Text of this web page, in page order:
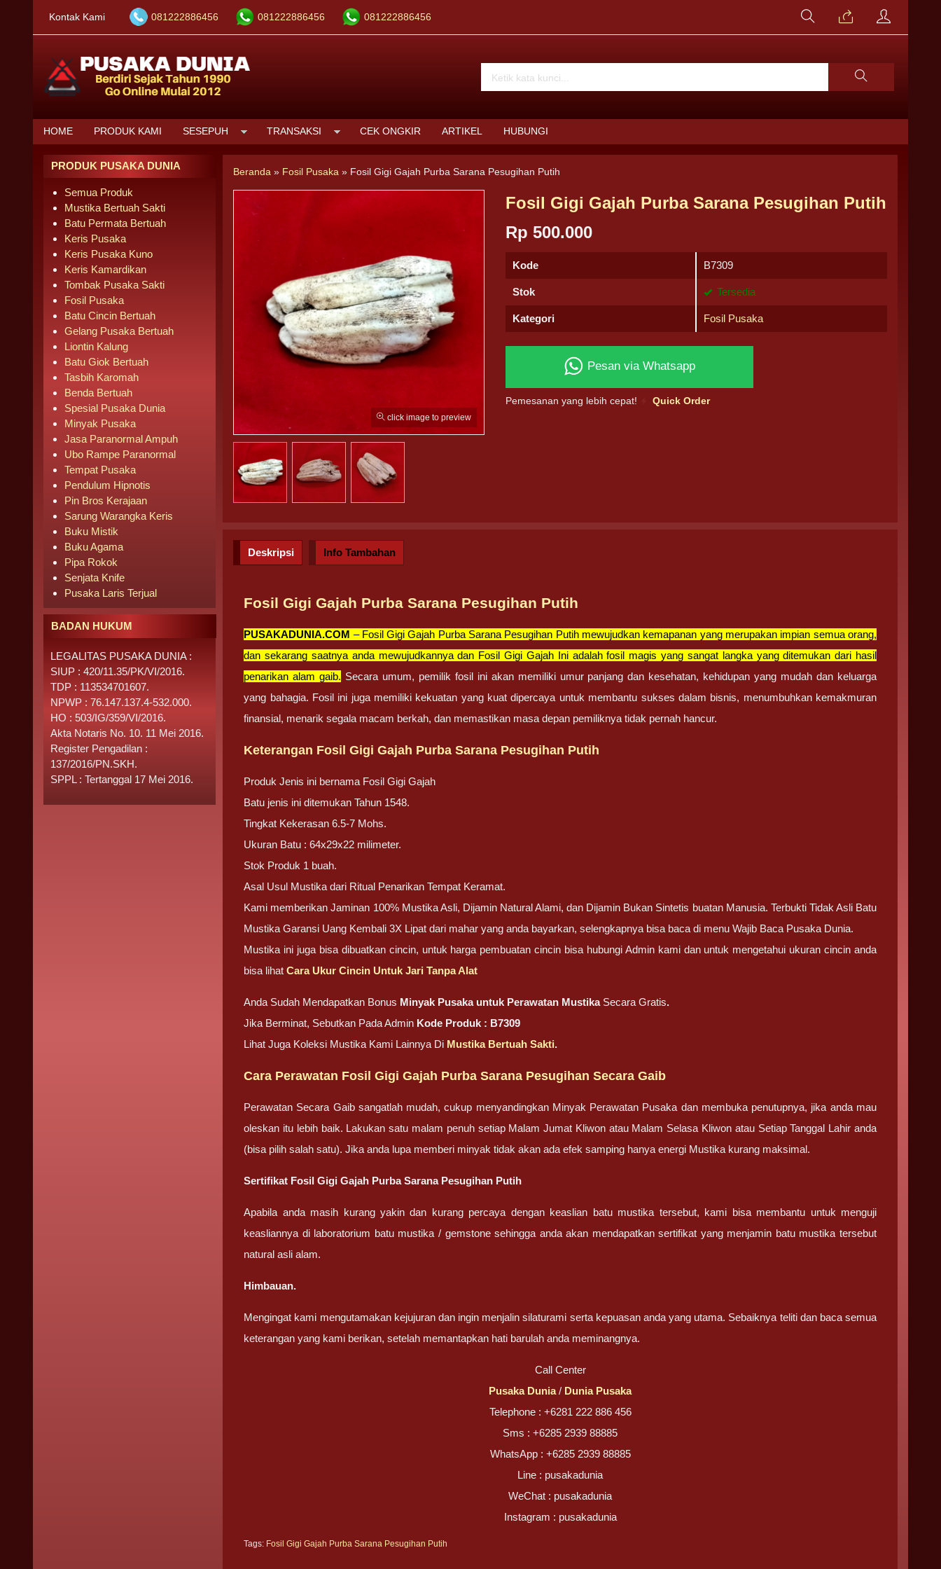
Kontak Kami 081222886456 081222886456 081222886456
HOME PRODUK KAMI SESEPUH TRANSAKSI CEK ONGKIR ARTIKEL HUBUNGI
Beranda » Fosil Pusaka » Fosil Gigi Gajah Purba Sarana Pesugihan Putih
click image to preview
Fosil Gigi Gajah Purba Sarana Pesugihan Putih
Rp 500.000
Kode B7309
Stok Tersedia
Kategori Fosil Pusaka
Pesan via Whatsapp
Pemesanan yang lebih cepat! Quick Order
Deskripsi Info Tambahan
Fosil Gigi Gajah Purba Sarana Pesugihan Putih
PUSAKADUNIA.COM – Fosil Gigi Gajah Purba Sarana Pesugihan Putih mewujudkan kemapanan yang merupakan impian semua orang,
dan sekarang saatnya anda mewujudkannya dan Fosil Gigi Gajah Ini adalah fosil magis yang sangat langka yang ditemukan dari hasil
penarikan alam gaib. Secara umum, pemilik fosil ini akan memiliki umur panjang dan kesehatan, kehidupan yang mudah dan keluarga
yang bahagia. Fosil ini juga memiliki kekuatan yang kuat dipercaya untuk membantu sukses dalam bisnis, menumbuhkan kemakmuran
finansial, menarik segala macam berkah, dan memastikan masa depan pemiliknya tidak pernah hancur.
Keterangan Fosil Gigi Gajah Purba Sarana Pesugihan Putih
Produk Jenis ini bernama Fosil Gigi Gajah
Batu jenis ini ditemukan Tahun 1548.
Tingkat Kekerasan 6.5-7 Mohs.
Ukuran Batu : 64x29x22 milimeter.
Stok Produk 1 buah.
Asal Usul Mustika dari Ritual Penarikan Tempat Keramat.
Kami memberikan Jaminan 100% Mustika Asli, Dijamin Natural Alami, dan Dijamin Bukan Sintetis buatan Manusia. Terbukti Tidak Asli Batu
Mustika Garansi Uang Kembali 3X Lipat dari mahar yang anda bayarkan, selengkapnya bisa baca di menu Wajib Baca Pusaka Dunia.
Mustika ini juga bisa dibuatkan cincin, untuk harga pembuatan cincin bisa hubungi Admin kami dan untuk mengetahui ukuran cincin anda
bisa lihatCara Ukur Cincin Untuk Jari Tanpa Alat
Anda Sudah Mendapatkan Bonus Minyak Pusaka untuk Perawatan Mustika Secara Gratis.
Jika Berminat, Sebutkan Pada Admin Kode Produk : B7309
Lihat Juga Koleksi Mustika Kami Lainnya Di Mustika Bertuah Sakti.
Cara Perawatan Fosil Gigi Gajah Purba Sarana Pesugihan Secara Gaib
Perawatan Secara Gaib sangatlah mudah, cukup menyandingkan Minyak Perawatan Pusaka dan membuka penutupnya, jika anda mau
oleskan itu lebih baik. Lakukan satu malam penuh setiap Malam Jumat Kliwon atau Malam Selasa Kliwon atau Setiap Tanggal Lahir anda
(bisa pilih salah satu). Jika anda lupa memberi minyak tidak akan ada efek samping hanya energi Mustika kurang maksimal.
Sertifikat Fosil Gigi Gajah Purba Sarana Pesugihan Putih
Apabila anda masih kurang yakin dan kurang percaya dengan keaslian batu mustika tersebut, kami bisa membantu untuk menguji
keasliannya di laboratorium batu mustika / gemstone sehingga anda akan mendapatkan sertifikat yang menjamin batu mustika tersebut
natural asli alam.
Himbauan.
Mengingat kami mengutamakan kejujuran dan ingin menjalin silaturami serta kepuasan anda yang utama. Sebaiknya teliti dan baca semua
keterangan yang kami berikan, setelah memantapkan hati barulah anda meminangnya.
Call Center
Pusaka Dunia/ Dunia Pusaka
Telephone : +6281 222 886 456
Sms : +6285 2939 88885
WhatsApp : +6285 2939 88885
Line : pusakadunia
WeChat : pusakadunia
Instagram : pusakadunia
Tags: Fosil Gigi Gajah Purba Sarana Pesugihan Putih
PRODUK PUSAKA DUNIA
Semua Produk
Mustika Bertuah Sakti
Batu Permata Bertuah
Keris Pusaka
Keris Pusaka Kuno
Keris Kamardikan
Tombak Pusaka Sakti
Fosil Pusaka
Batu Cincin Bertuah
Gelang Pusaka Bertuah
Liontin Kalung
Batu Giok Bertuah
Tasbih Karomah
Benda Bertuah
Spesial Pusaka Dunia
Minyak Pusaka
Jasa Paranormal Ampuh
Ubo Rampe Paranormal
Tempat Pusaka
Pendulum Hipnotis
Pin Bros Kerajaan
Sarung Warangka Keris
Buku Mistik
Buku Agama
Pipa Rokok
Senjata Knife
Pusaka Laris Terjual
BADAN HUKUM
LEGALITAS PUSAKA DUNIA :
SIUP : 420/11.35/PK/VI/2016.
TDP : 113534701607.
NPWP : 76.147.137.4-532.000.
HO : 503/IG/359/VI/2016.
Akta Notaris No. 10. 11 Mei 2016.
Register Pengadilan :
137/2016/PN.SKH.
SPPL : Tertanggal 17 Mei 2016.